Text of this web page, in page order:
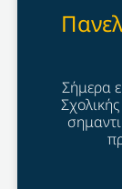
Σήμερα